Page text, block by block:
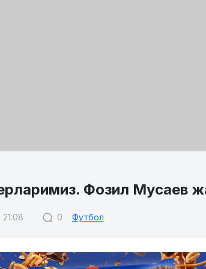
Фозил Мусаев
21:08 0 Футбол